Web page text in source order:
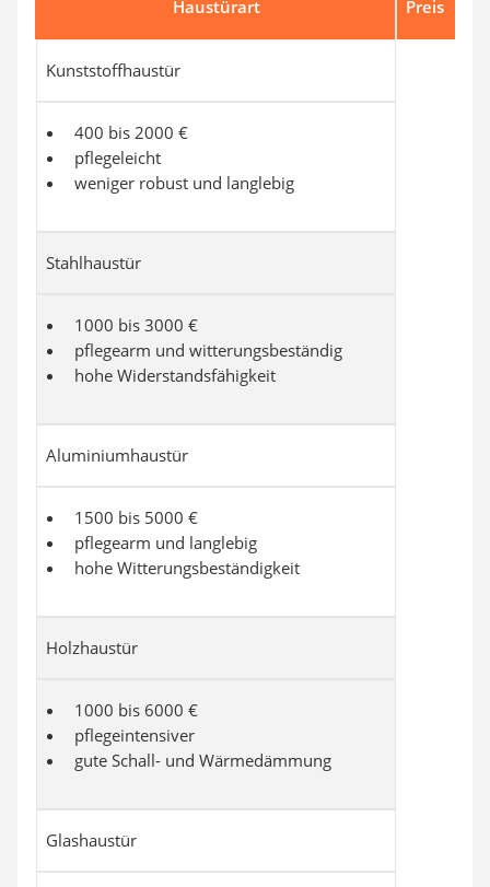
Haustürart Preis
Kunststoffhaustür
400 bis 2000 €
pflegeleicht
weniger robust und langlebig
Stahlhaustür
1000 bis 3000 €
pflegearm und witterungsbeständig
hohe Widerstandsfähigkeit
Aluminiumhaustür
1500 bis 5000 €
pflegearm und langlebig
hohe Witterungsbeständigkeit
Holzhaustür
1000 bis 6000 €
pflegeintensiver
gute Schall- und Wärmedämmung
Glashaustür